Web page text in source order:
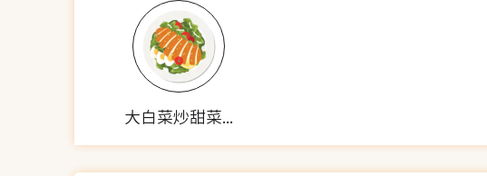
大白菜炒甜菜根(少油少盐)